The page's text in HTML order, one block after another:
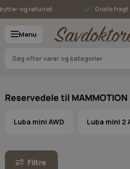
Skip to Content
og returret Gratis fragt
Menu
Reservedele til MAMMOTION
Luba mini AWD Luba mini 2
Filtre